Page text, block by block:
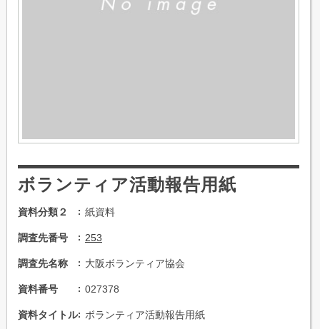
ボランティア活動報告用紙
資料分類２ 紙資料
調査先番号 253
調査先名称 大阪ボランティア協会
資料番号 027378
資料タイトル ボランティア活動報告用紙